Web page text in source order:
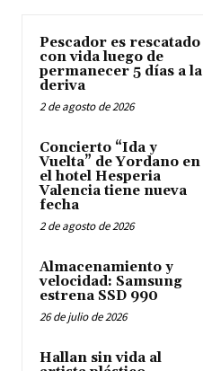
Pescador es rescatado
con vida luego de
permanecer 5 días a la
deriva
2 de agosto de 2026
Concierto “Ida y
Vuelta” de Yordano en
el hotel Hesperia
Valencia tiene nueva
fecha
2 de agosto de 2026
Almacenamiento y
velocidad: Samsung
estrena SSD 990
26 de julio de 2026
Hallan sin vida al